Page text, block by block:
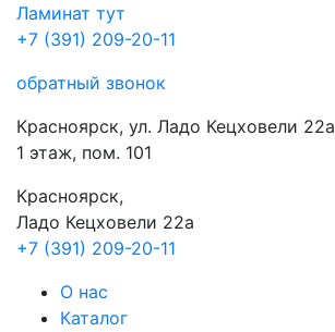
Ламинат тут
+7 (391) 209-20-11
обратный звонок
Красноярск, ул. Ладо Кецховели 22а
1 этаж, пом. 101
Красноярск,
Ладо Кецховели 22a
+7 (391) 209-20-11
О нас
Каталог